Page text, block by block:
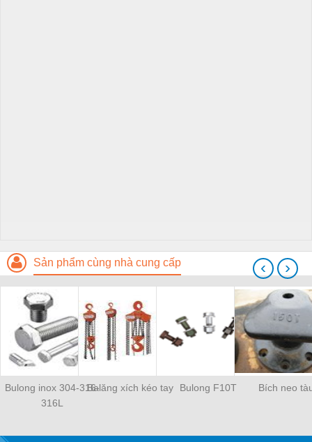
Sản phẩm cùng nhà cung cấp
Bulong inox 304-316-
316L
Balăng xích kéo tay Bulong F10T Bích neo
‹ ›